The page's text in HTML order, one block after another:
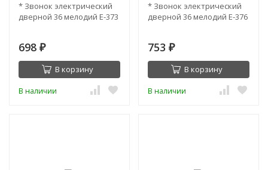
* Звонок электрический
дверной 36 мелодий Е-373
698 ₽
В корзину
В наличии
* Звонок электрический
дверной 36 мелодий Е-376
753 ₽
В корзину
В наличии